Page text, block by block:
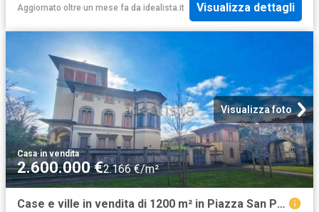
Aggiornato oltre un mese fa da idealista.it Visualizza dettagli
Visualizza foto
Casa·in vendita
2.600.000 €2.166 €/m²
Case e ville in vendita di 1200 m² in Piazza San Paolo a Ripa D&apos Arno, 39